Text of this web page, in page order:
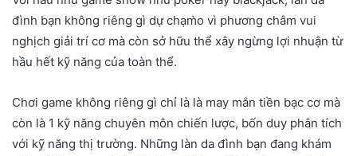
đình bạn không riêng gì dự chạm̀o vì phương châm vui
nghịch giải trí cơ mà còn sở hữu thể xây ngừng lợi nhuận từ
hầu hết kỹ năng của toàn thể.
Chơi game không riêng gì chỉ là là may mắn tiền bạc cơ mà
còn là 1 kỹ năng chuyên môn chiến lược, bốn duy phân tích
với kỹ năng thị trường. Những làn da đình bạn đang khám